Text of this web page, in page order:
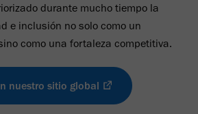
durante mucho tiempo la
e inclusión no solo como un
como una fortaleza competitiva.
nuestro sitio global